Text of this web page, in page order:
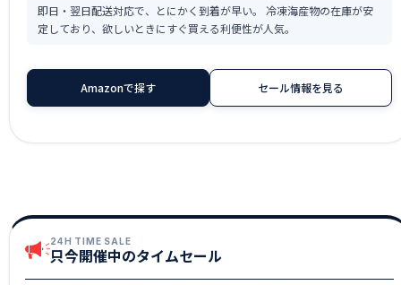
即日・翌日配送対応で、とにかく到着が早い。 冷凍海産物の在庫が安
定しており、欲しいときにすぐ買える利便性が人気。
Amazonで探す セール情報を見る
24H TIME SALE
只今開催中のタイムセール